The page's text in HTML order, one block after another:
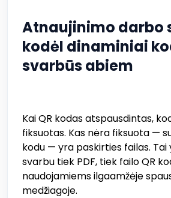
Atnaujinimo darbo
kodėl dinaminiai
svarbūs abiem
Kai QR kodas atspausdintas,
fiksuotas. Kas nėra fiksuota —
kodu — yra paskirties failas. Tai
svarbu tiek PDF, tiek failo QR
naudojamiems ilgaamžėje
medžiagoje.